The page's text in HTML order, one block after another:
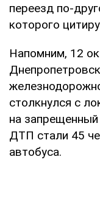
переезд по-
которого
Напомним, 12
столкнулся с
на
ДТП стали 45
автобуса.